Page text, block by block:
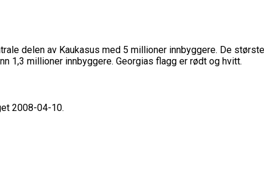
delen av Kaukasus med 5 millioner innbyggere. De
1,3 millioner innbyggere. Georgias flagg er rødt og hvitt.
2008-04-10.